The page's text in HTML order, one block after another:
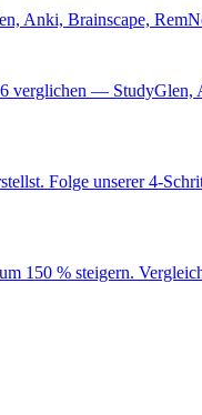
Anki, Brainscape,
verglichen —
Folge unserer 4-
150 % steigern.